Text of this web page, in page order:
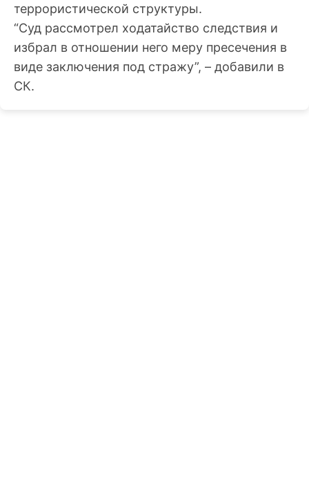
террористической структуры.
“Суд рассмотрел ходатайство следствия и
избрал в отношении него меру пресечения в
виде заключения под стражу”, – добавили в
СК.